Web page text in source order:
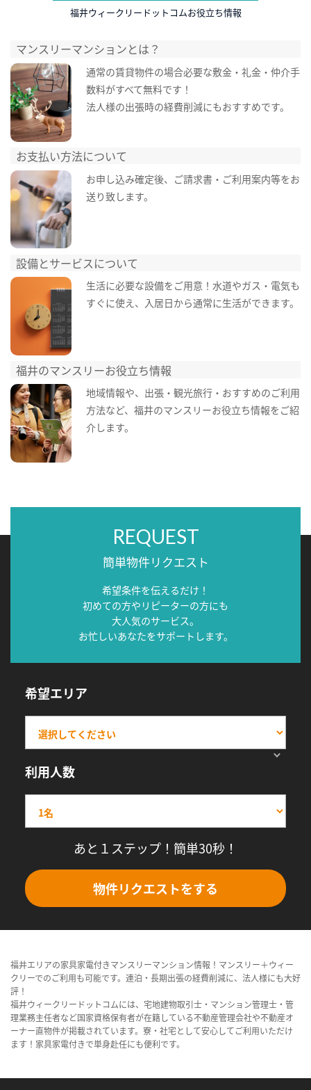
福井ウィークリードットコムお役立ち情報
マンスリーマンションとは？
通常の賃貸物件の場合必要な敷金・礼金・仲介手
数料がすべて無料です！
法人様の出張時の経費削減にもおすすめです。
お支払い方法について
お申し込み確定後、ご請求書・ご利用案内等をお
送り致します。
設備とサービスについて
生活に必要な設備をご用意！水道やガス・電気も
すぐに使え、入居日から通常に生活ができます。
福井のマンスリーお役立ち情報
地域情報や、出張・観光旅行・おすすめのご利用
方法など、福井のマンスリーお役立ち情報をご紹
介します。
REQUEST
簡単物件リクエスト
希望条件を伝えるだけ！
初めての方やリピーターの方にも
大人気のサービス。
お忙しいあなたをサポートします。
希望エリア
利用人数
あと１ステップ！簡単30秒！
物件リクエストをする
福井エリアの家具家電付きマンスリーマンション情報！マンスリー＋ウィー
クリーでのご利用も可能です。連泊・長期出張の経費削減に、法人様にも大好
評！
福井ウィークリードットコムには、宅地建物取引士・マンション管理士・管
理業務主任者など国家資格保有者が在籍している不動産管理会社や不動産オ
ーナー直物件が掲載されています。寮・社宅として安心してご利用いただけ
ます！家具家電付きで単身赴任にも便利です。